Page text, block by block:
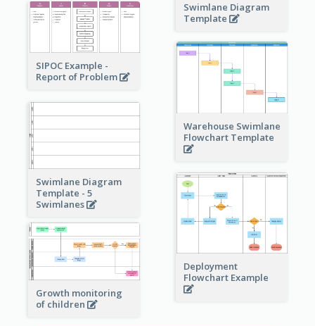
Swimlane Diagram
Template
SIPOC Example -
Report of Problem
Warehouse Swimlane
Flowchart Template
Swimlane Diagram
Template - 5
Swimlanes
Deployment
Flowchart Example
Growth monitoring
of children